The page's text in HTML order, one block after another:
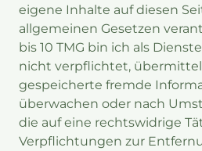
eigene Inhalte auf diesen
allgemeinen Gesetzen
bis 10 TMG bin ich als
nicht verpflichtet,
gespeicherte fremde
überwachen oder nach
die auf eine rechtswidrige
Verpflichtungen zur